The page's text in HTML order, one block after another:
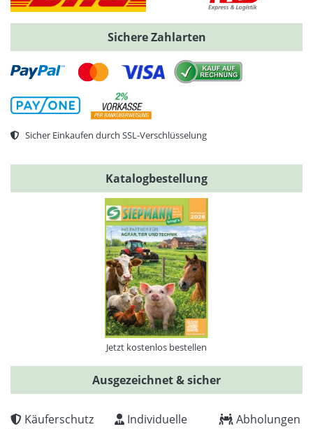
Sichere Zahlarten
Sicher Einkaufen durch SSL-Verschlüsselung
Katalogbestellung
Jetzt kostenlos bestellen
Ausgezeichnet & sicher
Käuferschutz
Individuelle
Abholungen